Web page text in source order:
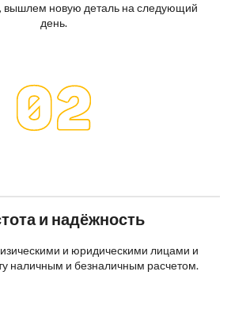
вышлем новую деталь на следующий
день.
и надёжность
и юридическими лицами и
наличным и безналичным расчетом.